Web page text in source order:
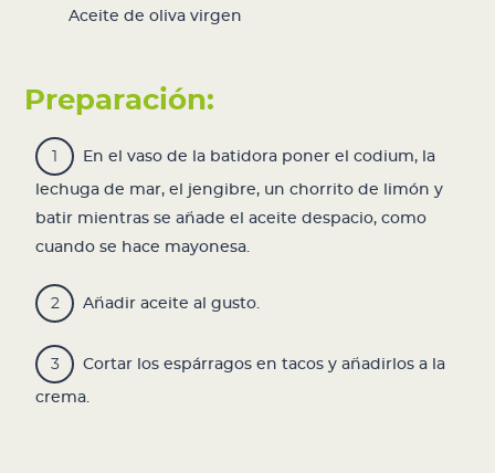
Aceite de oliva virgen
Preparación:
En el vaso de la batidora poner el codium, la
lechuga de mar, el jengibre, un chorrito de limón y
batir mientras se añade el aceite despacio, como
cuando se hace mayonesa.
Añadir aceite al gusto.
Cortar los espárragos en tacos y añadirlos a la
crema.